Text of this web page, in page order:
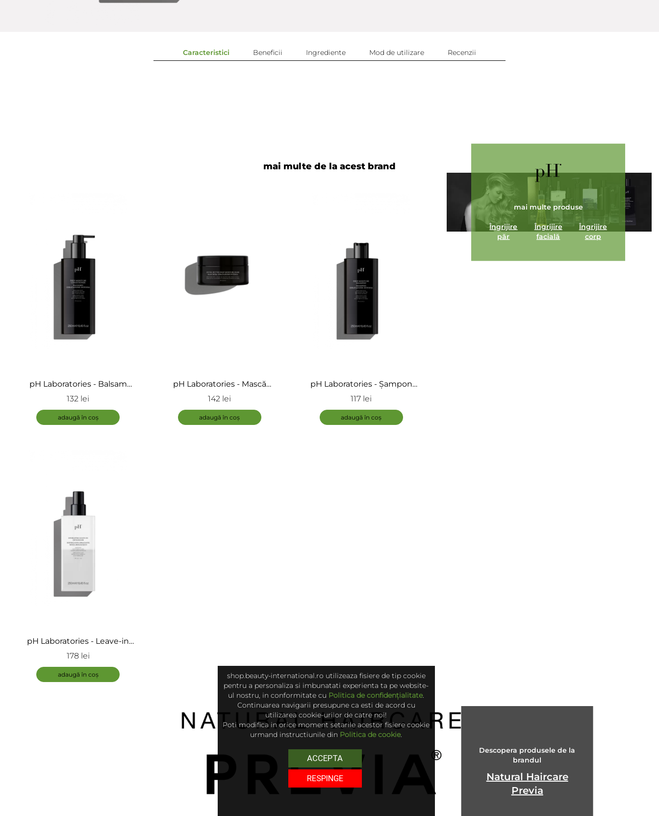
Caracteristici Beneficii Ingrediente Mod de utilizare Recenzii
Adaugă review
mai multe de la acest brand
pH Laboratories - Balsam
hidratant pentru păr uscat -
132 lei
adaugă în coș
pH Laboratories - Mască
hidratantă pentru păr uscat -
Mask
142 lei
adaugă în coș
pH Laboratories - Șampon
hidratant pentru păr uscat -
117 lei
adaugă în coș
pH Laboratories - Leave-in
hidratant pentru păr uscat -
178 lei
adaugă în coș
mai multe produse
Îngrijire
păr
Îngrijire
facială
Îngrijire
corp
Descopera produsele de la
brandul
Natural Haircare
Previa
shop.beauty-international.ro utilizeaza fisiere de tip cookie
pentru a personaliza si imbunatati experienta ta pe website-
ul nostru, in conformitate cu Politica de confidențialitate.
Continuarea navigarii presupune ca esti de acord cu
utilizarea cookie-urilor de catre noi!
Poti modifica in orice moment setarile acestor fisiere cookie
urmand instructiunile din Politica de cookie.
ACCEPTA
RESPINGE